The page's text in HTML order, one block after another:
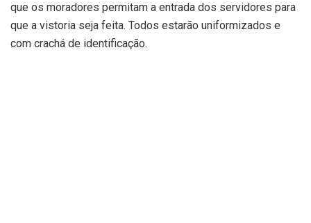
que os moradores permitam a entrada dos servidores para
que a vistoria seja feita. Todos estarão uniformizados e
com crachá de identificação.